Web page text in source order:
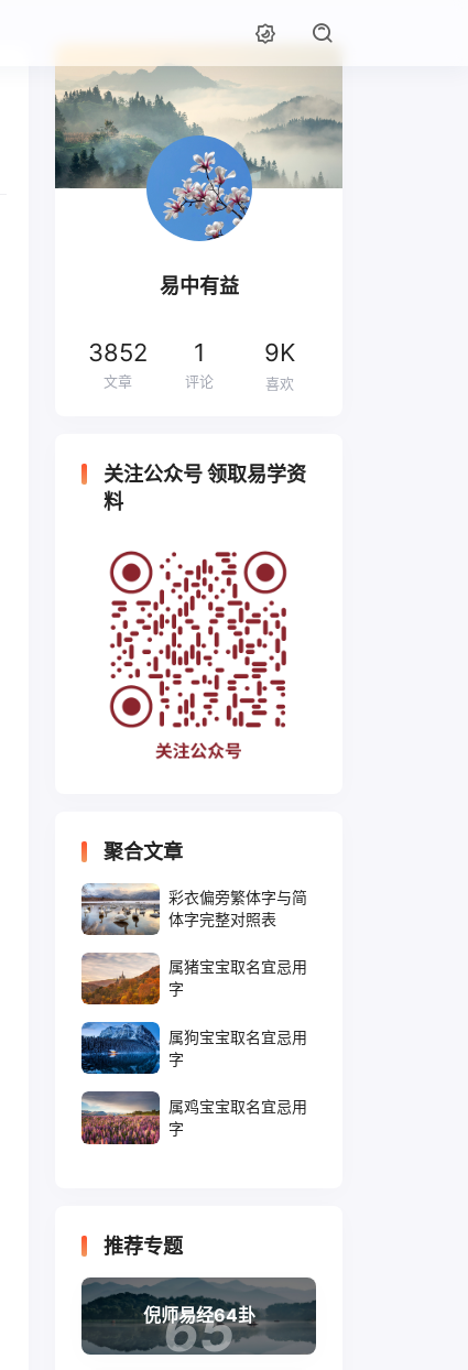
易中有益
3852
文章
1
评论
9K
喜欢
关注公众号 领取易学资
料
聚合文章
彩衣偏旁繁体字与简
体字完整对照表
属猪宝宝取名宜忌用
字
属狗宝宝取名宜忌用
字
属鸡宝宝取名宜忌用
字
推荐专题
65
倪师易经64卦